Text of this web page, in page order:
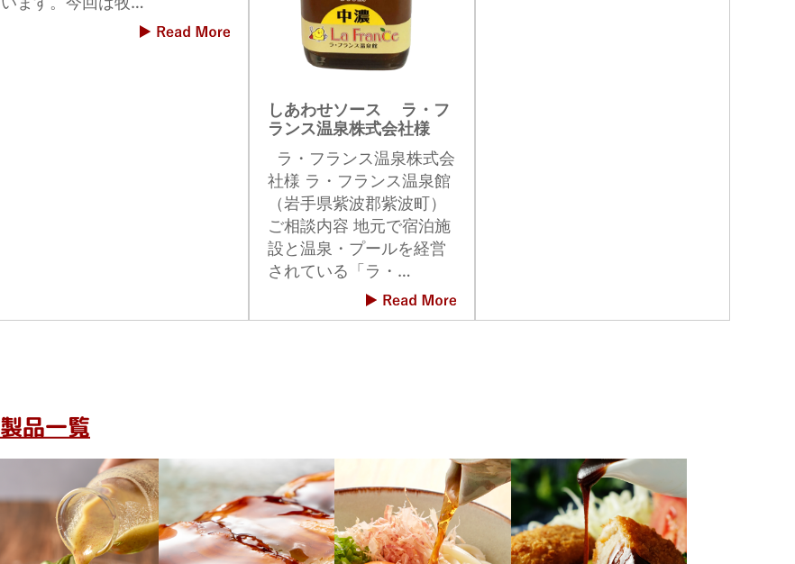
しあわせソース ラ・フ
ランス温泉株式会社様
ラ・フランス温泉株式会
社様 ラ・フランス温泉館
（岩手県紫波郡紫波町）
ご相談内容 地元で宿泊施
設と温泉・プールを経営
されている「ラ・…
製品一覧